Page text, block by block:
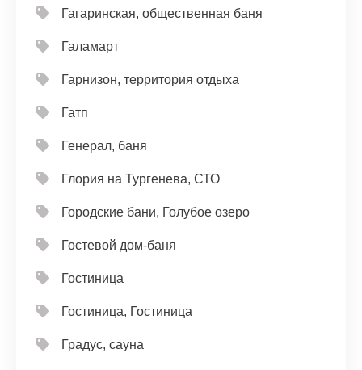
Гагаринская, общественная баня
Галамарт
Гарнизон, территория отдыха
Гатп
Генерал, баня
Глория на Тургенева, СТО
Городские бани, Голубое озеро
Гостевой дом-баня
Гостиница
Гостиница, Гостиница
Градус, сауна